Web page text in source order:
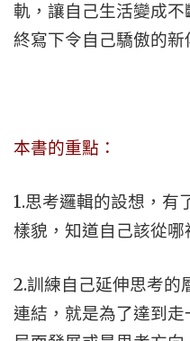
軌，讓自己生活變成
終寫下令自己驕傲的新
本書的重點：
1.思考邏輯的設想，有
樣貌，知道自己該從哪
2.訓練自己延伸思考的
連結，就是為了達到